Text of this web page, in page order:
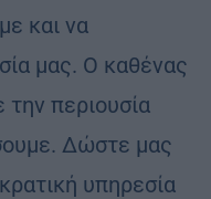
και να
μας. Ο καθένας
την περιουσία
Δώστε μας
υπηρεσία